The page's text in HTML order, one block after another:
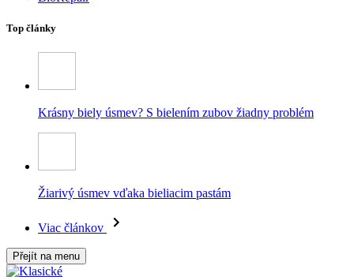
Top články
Krásny biely úsmev? S bielením zubov žiadny problém
Žiarivý úsmev vďaka bieliacim pastám
Viac článkov
Přejít na menu